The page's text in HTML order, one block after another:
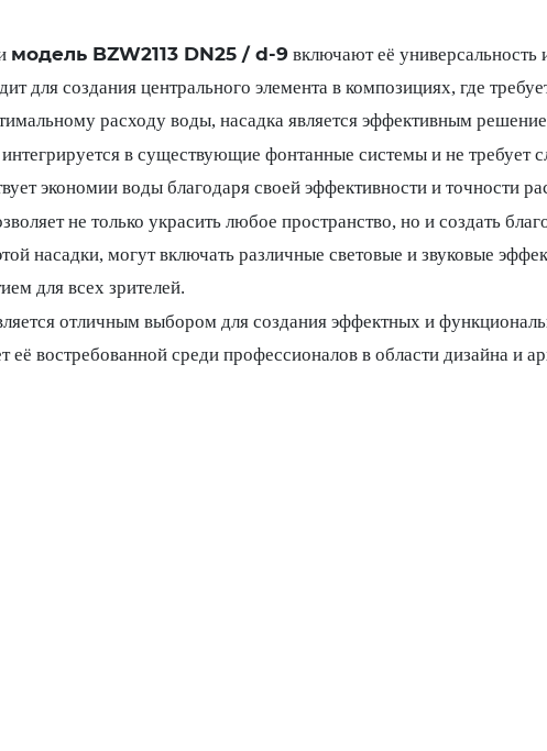
модель BZW2113 DN25 / d-9включают её универсальность
для создания центрального элемента в композициях, где
расходу воды, насадка является эффективным
в существующие фонтанные системы и не требует
экономии воды благодаря своей эффективности и точности
не только украсить любое пространство, но и создать
насадки, могут включать различные световые и звуковые
для всех зрителей.
отличным выбором для создания эффектных и
её востребованной среди профессионалов в области дизайна и